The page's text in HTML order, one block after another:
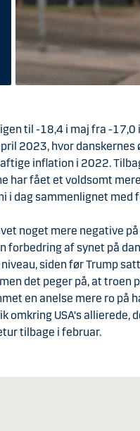
til -18,4 i maj fra -17,0
2023, hvor danskernes
inflation i 2022.
har fået et voldsomt
i dag sammenlignet med
noget mere negative
forbedring af synet på
siden før Trump
det peger på, at troen
en anelse mere ro på
omkring USA's allierede,
tilbage i februar.